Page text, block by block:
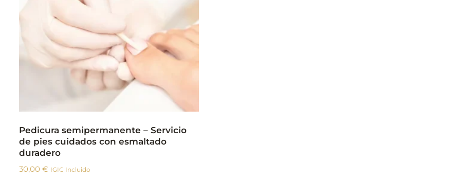
Pedicura semipermanente – Servicio
de pies cuidados con esmaltado
duradero
30,00 € IGIC Incluido